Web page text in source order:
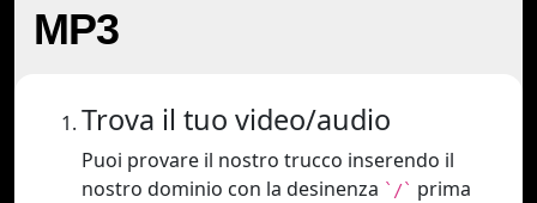
MP3
Trova il tuo video/audio
Puoi provare il nostro trucco inserendo il
nostro dominio con la desinenza `/` prima